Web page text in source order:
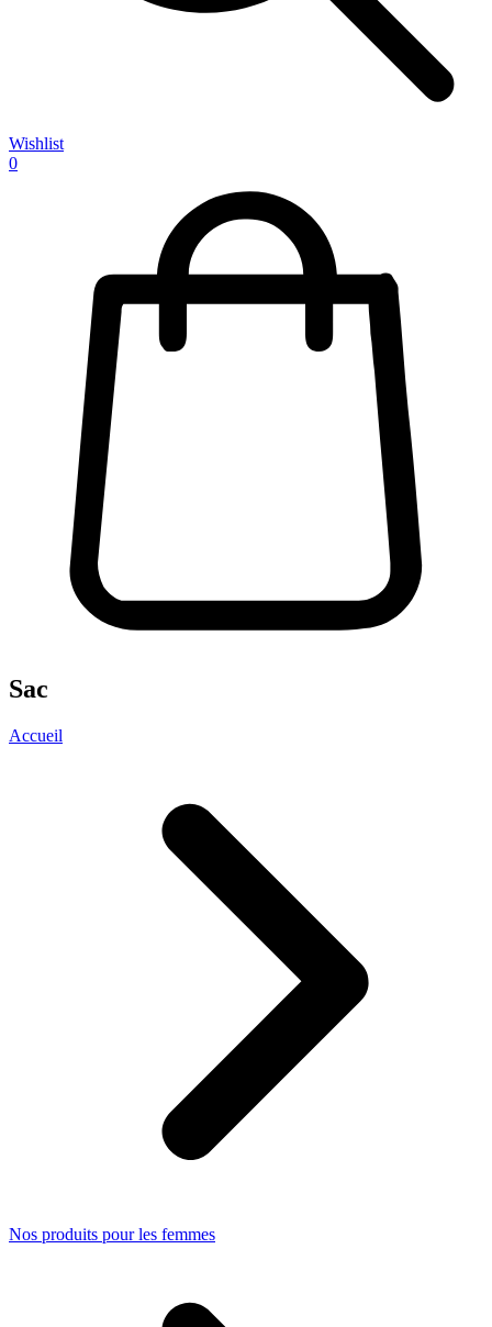
Wishlist
0
Sac
Accueil
Nos produits pour les femmes